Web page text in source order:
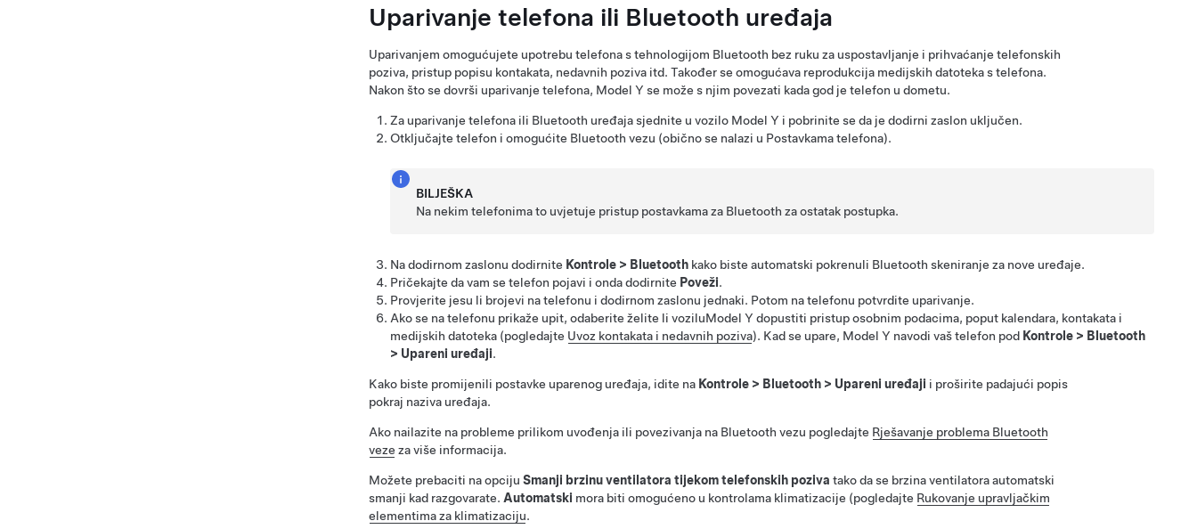
Uparivanje telefona ili Bluetooth uređaja
Uparivanjem omogućujete upotrebu telefona s tehnologijom Bluetooth bez ruku za uspostavljanje i prihvaćanje telefonskih
poziva, pristup popisu kontakata, nedavnih poziva itd. Također se omogućava reprodukcija medijskih datoteka s telefona.
Nakon što se dovrši uparivanje telefona, Model Y se može s njim povezati kada god je telefon u dometu.
Za uparivanje telefona ili Bluetooth uređaja sjednite u vozilo Model Y i pobrinite se da je dodirni zaslon uključen.
Otključajte telefon i omogućite Bluetooth vezu (obično se nalazi u Postavkama telefona).
BILJEŠKA
Na nekim telefonima to uvjetuje pristup postavkama za Bluetooth za ostatak postupka.
Na dodirnom zaslonu dodirnite Kontrole > Bluetooth kako biste automatski pokrenuli Bluetooth skeniranje za nove uređaje.
Pričekajte da vam se telefon pojavi i onda dodirnite Poveži.
Provjerite jesu li brojevi na telefonu i dodirnom zaslonu jednaki. Potom na telefonu potvrdite uparivanje.
Ako se na telefonu prikaže upit, odaberite želite li voziluModel Y dopustiti pristup osobnim podacima, poput kalendara, kontakata i
medijskih datoteka (pogledajte Uvoz kontakata i nedavnih poziva). Kad se upare, Model Y navodi vaš telefon pod Kontrole > Bluetooth
> Upareni uređaji.
Kako biste promijenili postavke uparenog uređaja, idite na Kontrole > Bluetooth > Upareni uređaji i proširite padajući popis
pokraj naziva uređaja.
Ako nailazite na probleme prilikom uvođenja ili povezivanja na Bluetooth vezu pogledajte Rješavanje problema Bluetooth
veze za više informacija.
Možete prebaciti na opciju Smanji brzinu ventilatora tijekom telefonskih poziva tako da se brzina ventilatora automatski
smanji kad razgovarate. Automatski mora biti omogućeno u kontrolama klimatizacije (pogledajte Rukovanje upravljačkim
elementima za klimatizaciju.